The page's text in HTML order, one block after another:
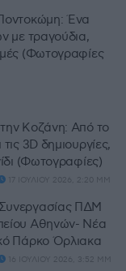
Ένα
με τραγούδια,
(Φωτογραφίες
Κοζάνη: Από το
3D δημιουργίες,
(Φωτογραφίες)
17 ΙΟΥΛΊΟΥ 2026, 2:20 ΜΜ
ΠΔΜ
Αθηνών- Νέα
Πάρκο Όρλιακα
16 ΙΟΥΛΊΟΥ 2026, 3:52 ΜΜ